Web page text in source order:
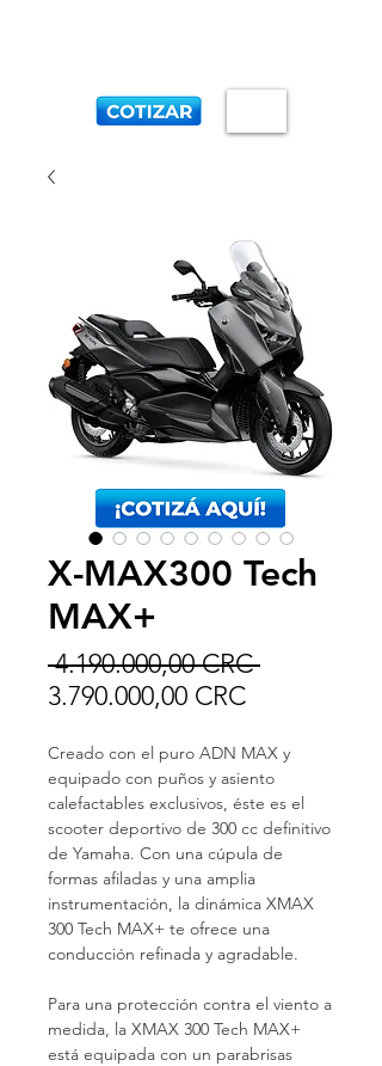
X-MAX300 Tech
MAX+
4.190.000,00 CRC Precio
3.790.000,00 CRCPrecio
oferta
Creado con el puro ADN MAX y
equipado con puños y asiento
calefactables exclusivos, éste es el
scooter deportivo de 300 cc definitivo
de Yamaha. Con una cúpula de
formas afiladas y una amplia
instrumentación, la dinámica XMAX
300 Tech MAX+ te ofrece una
conducción refinada y agradable.
Para una protección contra el viento a
medida, la XMAX 300 Tech MAX+
está equipada con un parabrisas